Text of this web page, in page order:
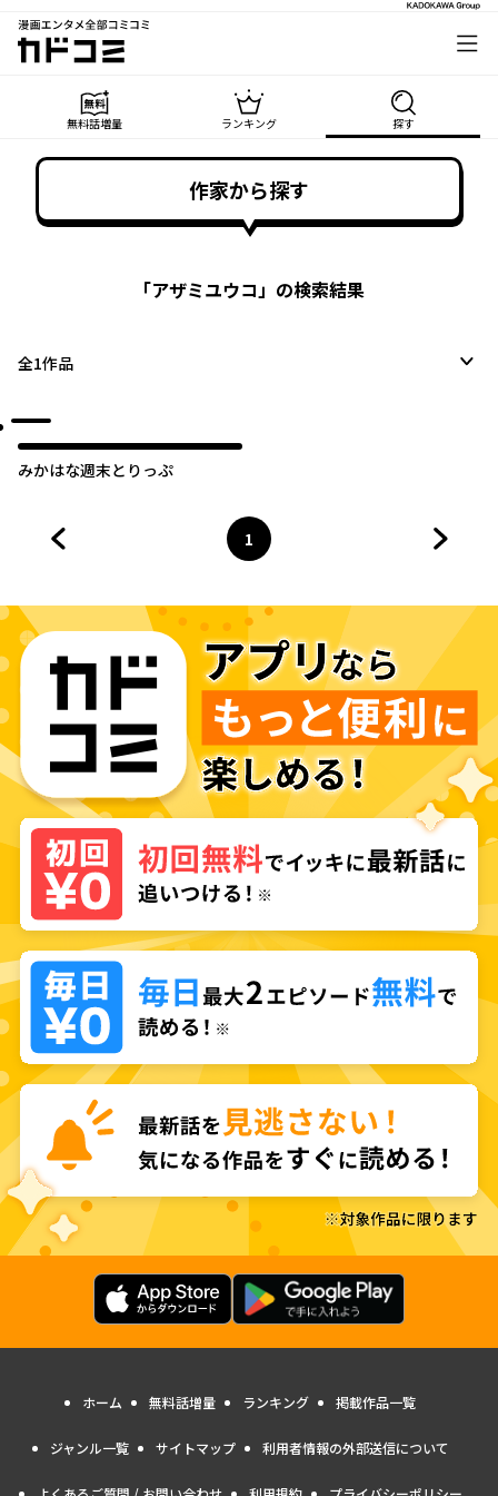
漫画エンタメ全部コミコミ
カドコミ
無料話増量 ランキング 探す
作家から探す
「アザミユウコ」の検索結果
全1作品
みかはな週末とりっぷ
ページ
1
へ
ホーム 無料話増量 ランキング 掲載作品一覧
ジャンル一覧 サイトマップ 利用者情報の外部送信について